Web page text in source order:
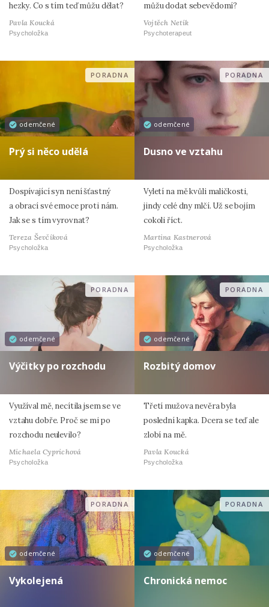
hezky. Co s tím teď můžu dělat?
Pavla Koucká
Psycholožka
můžu dodat sebevědomí?
Vojtěch Netík
Psychoterapeut
odemčené
PORADNA
Prý si něco udělá
Dospívající syn není šťastný
a obrací své emoce proti nám.
Jak se s tím vyrovnat?
Tereza Ševčíková
Psycholožka
odemčené
PORADNA
Dusno ve vztahu
Vyletí na mě kvůli maličkosti,
jindy celé dny mlčí. Už se bojím
cokoli říct.
Martina Kastnerová
Psycholožka
odemčené
PORADNA
Výčitky po rozchodu
Využíval mě, necítila jsem se ve
vztahu dobře. Proč se mi po
rozchodu neulevilo?
Michaela Cyprichová
Psycholožka
odemčené
PORADNA
Rozbitý domov
Třetí mužova nevěra byla
poslední kapka. Dcera se teď ale
zlobí na mě.
Pavla Koucká
Psycholožka
odemčené
PORADNA
Vykolejená
odemčené
PORADNA
Chronická nemoc